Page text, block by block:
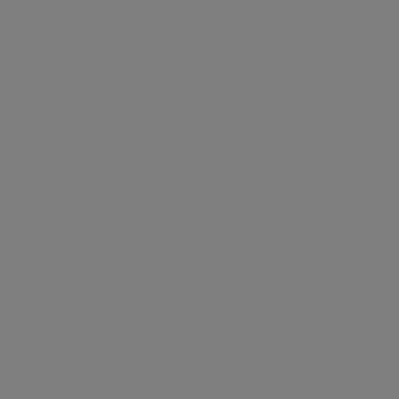
dojam odvojenosti i dobra su opcija za